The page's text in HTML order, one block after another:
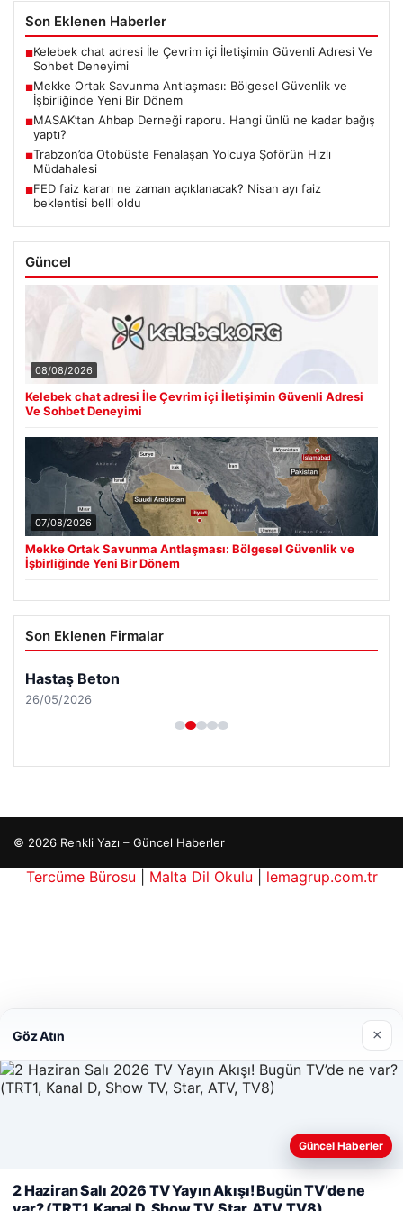
Son Eklenen Haberler
■Kelebek chat adresi İle Çevrim içi İletişimin Güvenli Adresi Ve
Sohbet Deneyimi
■Mekke Ortak Savunma Antlaşması: Bölgesel Güvenlik ve
İşbirliğinde Yeni Bir Dönem
■MASAK’tan Ahbap Derneği raporu. Hangi ünlü ne kadar bağış
yaptı?
■Trabzon’da Otobüste Fenalaşan Yolcuya Şoförün Hızlı
Müdahalesi
■FED faiz kararı ne zaman açıklanacak? Nisan ayı faiz
beklentisi belli oldu
Güncel
08/08/2026
Kelebek chat adresi İle Çevrim içi İletişimin Güvenli Adresi
Ve Sohbet Deneyimi
07/08/2026
Mekke Ortak Savunma Antlaşması: Bölgesel Güvenlik ve
İşbirliğinde Yeni Bir Dönem
Son Eklenen Firmalar
Hastaş Beton
26/05/2026
© 2026 Renkli Yazı – Güncel Haberler
Web sitemizi nasıl kullandığınızı daha iyi anlayabilmek,
kullanıyoruz.
Çerez Politikamız
Göz Atın ×
Güncel Haberler
2 Haziran Salı 2026 TV Yayın Akışı! Bugün TV’de ne
Tercüme Bürosu Malta Dil Okulu
lemagrup.com.tr